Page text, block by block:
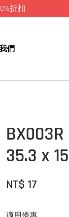
折扣
們
35.3 x
NT$ 17